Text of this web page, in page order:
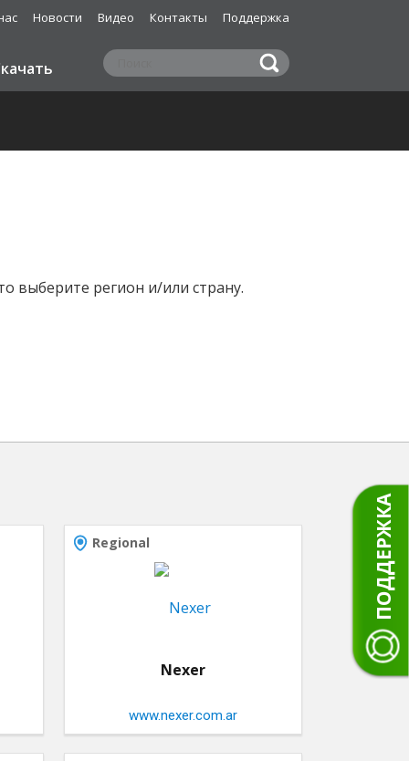
Новости Видео Контакты Поддержка
выберите регион и/или страну.
Regional
Nexer
www.nexer.com.ar
ПОДДЕРЖКА